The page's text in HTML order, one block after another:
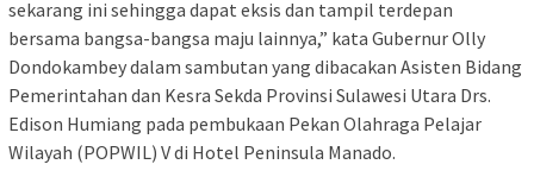
sekarang ini sehingga dapat eksis dan tampil terdepan
bersama bangsa-bangsa maju lainnya,” kata Gubernur Olly
Dondokambey dalam sambutan yang dibacakan Asisten Bidang
Pemerintahan dan Kesra Sekda Provinsi Sulawesi Utara Drs.
Edison Humiang pada pembukaan Pekan Olahraga Pelajar
Wilayah (POPWIL) V di Hotel Peninsula Manado.